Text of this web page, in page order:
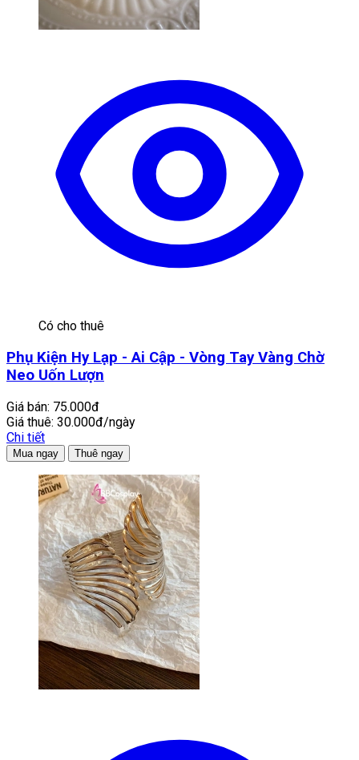
Có cho thuê
Phụ Kiện Hy Lạp - Ai Cập - Vòng Tay Vàng Chờ
Neo Uốn Lượn
Giá bán: 75.000đ
Giá thuê: 30.000đ/ngày
Chi tiết
Mua ngay Thuê ngay